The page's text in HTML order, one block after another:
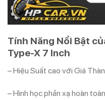
Tính Năng Nổi Bật
Type-X 7 Inch
– Hiệu Suất cao với Giá
– Hình học phản xạ hoàn